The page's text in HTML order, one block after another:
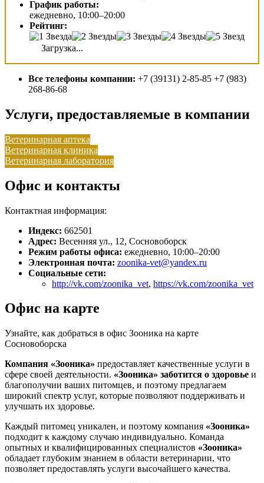
График работы:
ежедневно, 10:00–20:00
Рейтинг:
Загрузка...
Все телефоны компании: +7 (39131) 2-85-85 +7 (983)
268-86-68
Услуги, предоставляемые в компании
Ветеринарная аптека
Ветеринарная клиника
Ветеринарная лаборатория
Офис и контакты
Контактная информация:
Индекс: 662501
Адрес: Весенняя ул., 12, Сосновоборск
Режим работы офиса: ежедневно, 10:00–20:00
Электронная почта: zoonika-vet@yandex.ru
Социальные сети:
http://vk.com/zoonika_vet, https://vk.com/zoonika_vet
Офис на карте
Узнайте, как добраться в офис Зооника на карте
Сосновоборска
Компания «Зооника» предоставляет качественные услуги в
сфере своей деятельности. «Зооника» заботится о здоровье и
благополучии ваших питомцев, и поэтому предлагаем
широкий спектр услуг, которые позволяют поддерживать и
улучшать их здоровье.
Каждый питомец уникален, и поэтому компания «Зооника»
подходит к каждому случаю индивидуально. Команда
опытных и квалифицированных специалистов «Зооника»
обладает глубоким знанием в области ветеринарии, что
позволяет предоставлять услуги высочайшего качества.